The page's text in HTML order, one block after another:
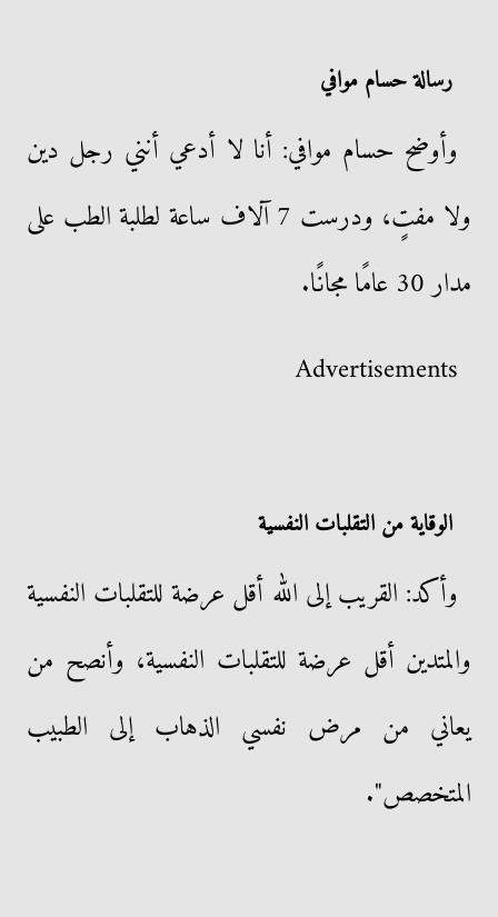
رسالة حسام موافي
وأوضح حسام موافي: أنا لا أدعي أنني رجل دين
ولا مفتٍ، ودرست 7 آلاف ساعة لطلبة الطب على
مدار 30 عامًا مجانًا.
Advertisements
الوقاية من التقلبات النفسية
وأكد: القريب إلى الله أقل عرضة للتقلبات النفسية
والمتدين أقل عرضة للتقلبات النفسية، وأنصح من
يعاني من مرض نفسي الذهاب إلى الطبيب
المتخصص".